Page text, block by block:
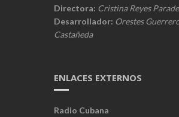
Directora: Cristina Reyes
Desarrollador: Orestes
Castañeda
ENLACES EXTERNOS
Radio Cubana